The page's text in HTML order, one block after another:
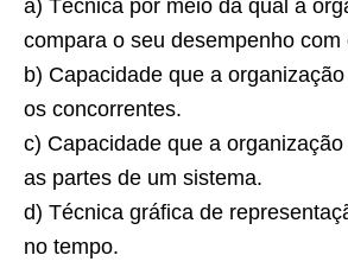
a) Técnica por meio da qual a
compara o seu desempenho com
b) Capacidade que a
os concorrentes.
c) Capacidade que a
as partes de um sistema.
d) Técnica gráfica de
no tempo.